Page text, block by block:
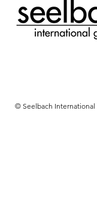
© Seelbach International